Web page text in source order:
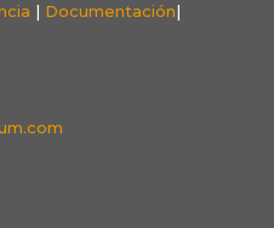
| Documentación|